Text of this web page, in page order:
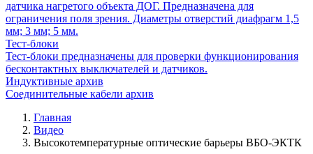
датчика нагретого объекта ДОГ. Предназначена для
ограничения поля зрения. Диаметры отверстий диафрагм 1,5
мм; 3 мм; 5 мм.
Тест-блоки
Тест-блоки предназначены для проверки функционирования
бесконтактных выключателей и датчиков.
Индуктивные архив
Соединительные кабели архив
Главная
Видео
Высокотемпературные оптические барьеры ВБО-ЭКТК